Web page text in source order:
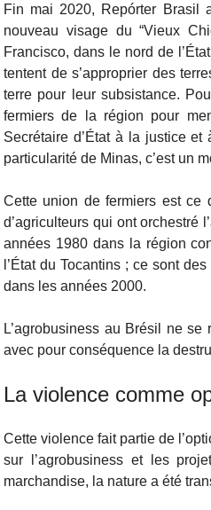
Fin mai 2020, Repórter Brasil
nouveau visage du “Vieux
Francisco, dans le nord de
tentent de s’approprier des
terre pour leur subsistance.
fermiers de la région pour
Secrétaire d’État à la justice
particularité de Minas, c’est un
Cette union de fermiers est ce
d’agriculteurs qui ont orchestré
années 1980 dans la région
l’État du Tocantins ; ce sont
dans les années 2000.
L’agrobusiness au Brésil ne
avec pour conséquence la
La violence comme
Cette violence fait partie de
sur l’agrobusiness et les
marchandise, la nature a été